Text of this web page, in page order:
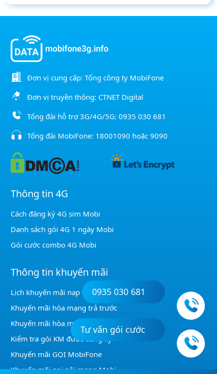
Đơn vị cung cấp: Tổng công ty MobiFone
Đơn vị truyền thông: CTNET Digital
Tổng đài hỗ trợ 3G/4G/5G: 0935 030 681
Tổng đài MobiFone: 18001090 hoặc 9090
Thông tin 4G
Cách đăng ký 4G sim Mobi
Danh sách gói 4G 1 ngày Mobi
Gói cước combo 4G Mobi
Thông tin khuyến mãi
Lịch khuyến mãi nạp thẻ Mobi
Khuyến mãi hòa mạng trả trước
Khuyến mãi hòa mạng trả sau
Kiểm tra gói KM được đăng ký
Khuyến mãi GỌI MobiFone
Khuyến mãi gọi nội mạng Mobi
0935 030 681
Tư vấn gói cước